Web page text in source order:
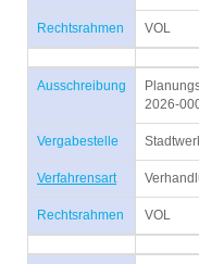
Rechtsrahmen VOL
Ausschreibung
2026-
Vergabestelle
Verfahrensart
Rechtsrahmen VOL